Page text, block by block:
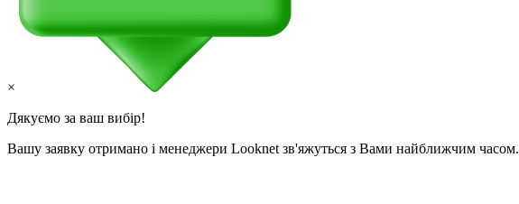
×
Дякуємо за ваш вибір!
Вашу заявку отримано і менеджери Looknet зв'яжуться з Вами найближчим часом.